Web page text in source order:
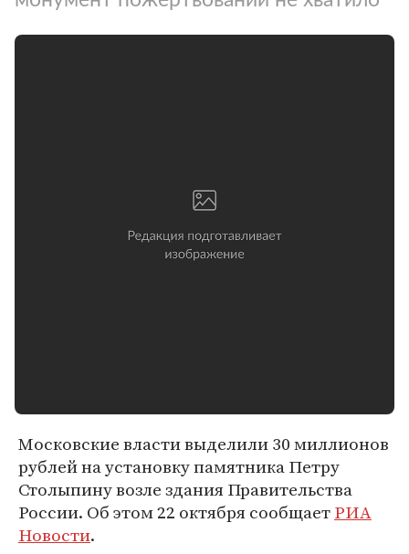
Московские власти выделили 30 миллионов
рублей на установку памятника Петру
Столыпину возле здания Правительства
России. Об этом 22 октября сообщаетРИА
Новости.